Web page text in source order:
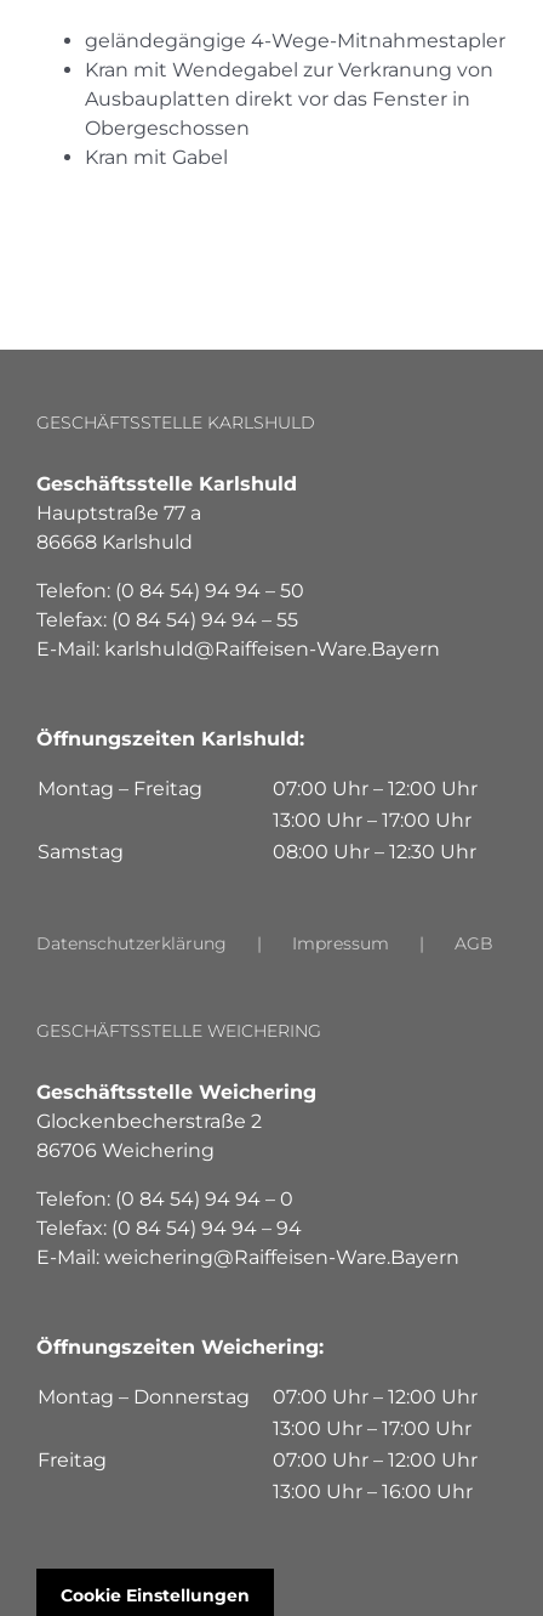
geländegängige 4-Wege-Mitnahmestapler
Kran mit Wendegabel zur Verkranung von
Ausbauplatten direkt vor das Fenster in
Obergeschossen
Kran mit Gabel
GESCHÄFTSSTELLE KARLSHULD
Geschäftsstelle Karlshuld
Hauptstraße 77 a
86668 Karlshuld
Telefon: (0 84 54) 94 94 – 50
Telefax: (0 84 54) 94 94 – 55
E-Mail: karlshuld@Raiffeisen-Ware.Bayern
Öffnungszeiten Karlshuld:
Montag – Freitag
07:00 Uhr – 12:00 Uhr
13:00 Uhr – 17:00 Uhr
Samstag
08:00 Uhr – 12:30 Uhr
Datenschutzerklärung Impressum AGB
GESCHÄFTSSTELLE WEICHERING
Geschäftsstelle Weichering
Glockenbecherstraße 2
86706 Weichering
Telefon: (0 84 54) 94 94 – 0
Telefax: (0 84 54) 94 94 – 94
E-Mail: weichering@Raiffeisen-Ware.Bayern
Öffnungszeiten Weichering:
Montag – Donnerstag
07:00 Uhr – 12:00 Uhr
13:00 Uhr – 17:00 Uhr
Freitag
07:00 Uhr – 12:00 Uhr
13:00 Uhr – 16:00 Uhr
Cookie Einstellungen